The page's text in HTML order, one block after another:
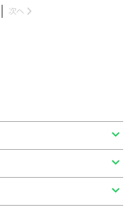
次へ